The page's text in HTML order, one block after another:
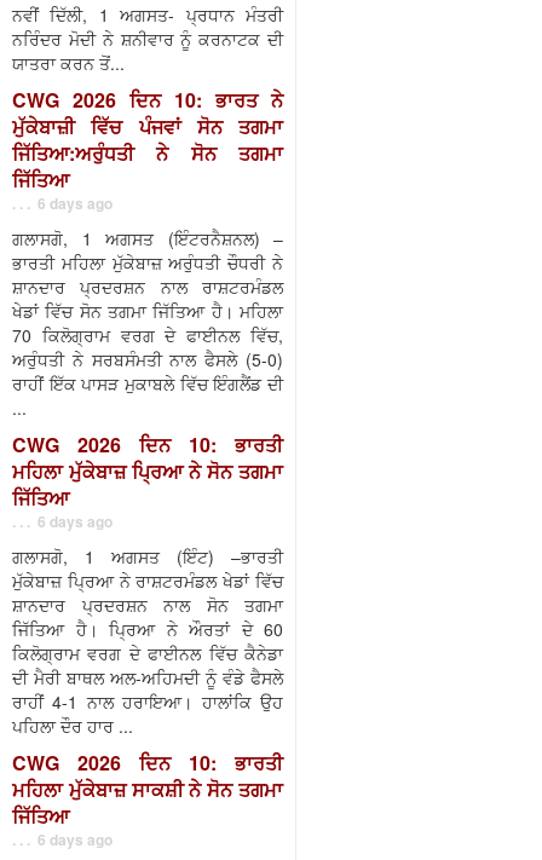
ਨਵੀਂ ਦਿੱਲੀ, 1 ਅਗਸਤ- ਪ੍ਰਧਾਨ ਮੰਤਰੀ
ਨਰਿੰਦਰ ਮੋਦੀ ਨੇ ਸ਼ਨੀਵਾਰ ਨੂੰ ਕਰਨਾਟਕ ਦੀ
ਯਾਤਰਾ ਕਰਨ ਤੋਂ...
CWG 2026 ਦਿਨ 10: ਭਾਰਤ ਨੇ
ਮੁੱਕੇਬਾਜ਼ੀ ਵਿੱਚ ਪੰਜਵਾਂ ਸੋਨ ਤਗਮਾ
ਜਿੱਤਿਆ:ਅਰੁੰਧਤੀ ਨੇ ਸੋਨ ਤਗਮਾ
ਜਿੱਤਿਆ
. . . 6 days ago
ਗਲਾਸਗੋ, 1 ਅਗਸਤ (ਇੰਟਰਨੈਸ਼ਨਲ) –
ਭਾਰਤੀ ਮਹਿਲਾ ਮੁੱਕੇਬਾਜ਼ ਅਰੁੰਧਤੀ ਚੌਧਰੀ ਨੇ
ਸ਼ਾਨਦਾਰ ਪ੍ਰਦਰਸ਼ਨ ਨਾਲ ਰਾਸ਼ਟਰਮੰਡਲ
ਖੇਡਾਂ ਵਿੱਚ ਸੋਨ ਤਗਮਾ ਜਿੱਤਿਆ ਹੈ। ਮਹਿਲਾ
70 ਕਿਲੋਗ੍ਰਾਮ ਵਰਗ ਦੇ ਫਾਈਨਲ ਵਿੱਚ,
ਅਰੁੰਧਤੀ ਨੇ ਸਰਬਸੰਮਤੀ ਨਾਲ ਫੈਸਲੇ (5-0)
ਰਾਹੀਂ ਇੱਕ ਪਾਸੜ ਮੁਕਾਬਲੇ ਵਿੱਚ ਇੰਗਲੈਂਡ ਦੀ
...
CWG 2026 ਦਿਨ 10: ਭਾਰਤੀ
ਮਹਿਲਾ ਮੁੱਕੇਬਾਜ਼ ਪ੍ਰਿਆ ਨੇ ਸੋਨ ਤਗਮਾ
ਜਿੱਤਿਆ
. . . 6 days ago
ਗਲਾਸਗੋ, 1 ਅਗਸਤ (ਇੰਟ) –ਭਾਰਤੀ
ਮੁੱਕੇਬਾਜ਼ ਪ੍ਰਿਆ ਨੇ ਰਾਸ਼ਟਰਮੰਡਲ ਖੇਡਾਂ ਵਿੱਚ
ਸ਼ਾਨਦਾਰ ਪ੍ਰਦਰਸ਼ਨ ਨਾਲ ਸੋਨ ਤਗਮਾ
ਜਿੱਤਿਆ ਹੈ। ਪ੍ਰਿਆ ਨੇ ਔਰਤਾਂ ਦੇ 60
ਕਿਲੋਗ੍ਰਾਮ ਵਰਗ ਦੇ ਫਾਈਨਲ ਵਿੱਚ ਕੈਨੇਡਾ
ਦੀ ਮੈਰੀ ਬਾਥਲ ਅਲ-ਅਹਿਮਦੀ ਨੂੰ ਵੰਡੇ ਫੈਸਲੇ
ਰਾਹੀਂ 4-1 ਨਾਲ ਹਰਾਇਆ। ਹਾਲਾਂਕਿ ਉਹ
ਪਹਿਲਾ ਦੌਰ ਹਾਰ ...
CWG 2026 ਦਿਨ 10: ਭਾਰਤੀ
ਮਹਿਲਾ ਮੁੱਕੇਬਾਜ਼ ਸਾਕਸ਼ੀ ਨੇ ਸੋਨ ਤਗਮਾ
ਜਿੱਤਿਆ
. . . 6 days ago